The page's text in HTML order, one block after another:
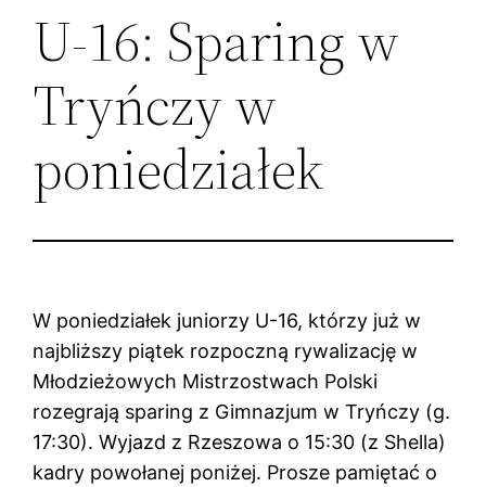
U-16: Sparing w
Tryńczy w
poniedziałek
W poniedziałek juniorzy U-16, którzy już w
najbliższy piątek rozpoczną rywalizację w
Młodzieżowych Mistrzostwach Polski
rozegrają sparing z Gimnazjum w Tryńczy (g.
17:30). Wyjazd z Rzeszowa o 15:30 (z Shella)
kadry powołanej poniżej. Prosze pamiętać o